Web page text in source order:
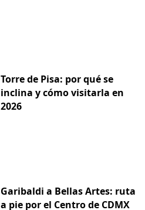
Torre de Pisa: por qué se
inclina y cómo visitarla en
2026
Garibaldi a Bellas Artes: ruta
a pie por el Centro de CDMX